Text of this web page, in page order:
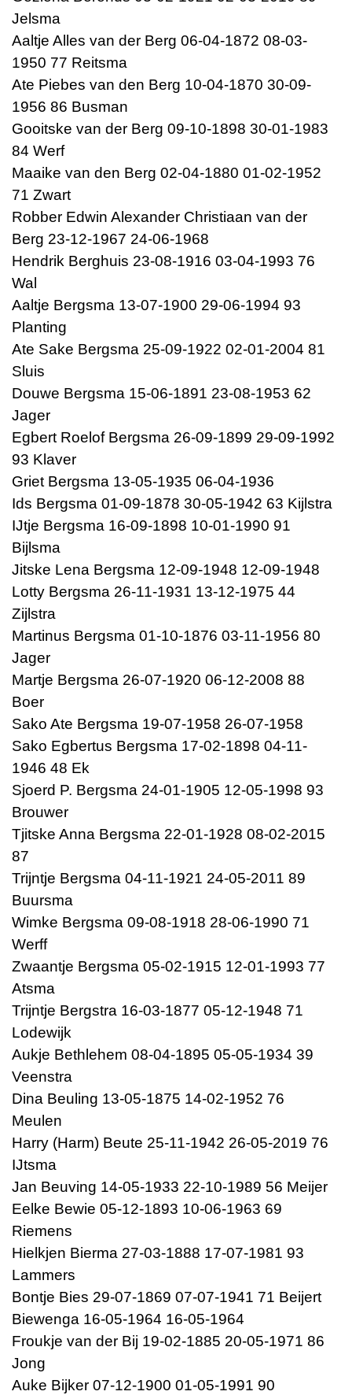
Jelsma
Aaltje Alles van der Berg 06-04-1872 08-03-
1950 77 Reitsma
Ate Piebes van den Berg 10-04-1870 30-09-
1956 86 Busman
Gooitske van der Berg 09-10-1898 30-01-1983
84 Werf
Maaike van den Berg 02-04-1880 01-02-1952
71 Zwart
Robber Edwin Alexander Christiaan van der
Berg 23-12-1967 24-06-1968
Hendrik Berghuis 23-08-1916 03-04-1993 76
Wal
Aaltje Bergsma 13-07-1900 29-06-1994 93
Planting
Ate Sake Bergsma 25-09-1922 02-01-2004 81
Sluis
Douwe Bergsma 15-06-1891 23-08-1953 62
Jager
Egbert Roelof Bergsma 26-09-1899 29-09-1992
93 Klaver
Griet Bergsma 13-05-1935 06-04-1936
Ids Bergsma 01-09-1878 30-05-1942 63 Kijlstra
IJtje Bergsma 16-09-1898 10-01-1990 91
Bijlsma
Jitske Lena Bergsma 12-09-1948 12-09-1948
Lotty Bergsma 26-11-1931 13-12-1975 44
Zijlstra
Martinus Bergsma 01-10-1876 03-11-1956 80
Jager
Martje Bergsma 26-07-1920 06-12-2008 88
Boer
Sako Ate Bergsma 19-07-1958 26-07-1958
Sako Egbertus Bergsma 17-02-1898 04-11-
1946 48 Ek
Sjoerd P. Bergsma 24-01-1905 12-05-1998 93
Brouwer
Tjitske Anna Bergsma 22-01-1928 08-02-2015
87
Trijntje Bergsma 04-11-1921 24-05-2011 89
Buursma
Wimke Bergsma 09-08-1918 28-06-1990 71
Werff
Zwaantje Bergsma 05-02-1915 12-01-1993 77
Atsma
Trijntje Bergstra 16-03-1877 05-12-1948 71
Lodewijk
Aukje Bethlehem 08-04-1895 05-05-1934 39
Veenstra
Dina Beuling 13-05-1875 14-02-1952 76
Meulen
Harry (Harm) Beute 25-11-1942 26-05-2019 76
IJtsma
Jan Beuving 14-05-1933 22-10-1989 56 Meijer
Eelke Bewie 05-12-1893 10-06-1963 69
Riemens
Hielkjen Bierma 27-03-1888 17-07-1981 93
Lammers
Bontje Bies 29-07-1869 07-07-1941 71 Beijert
Biewenga 16-05-1964 16-05-1964
Froukje van der Bij 19-02-1885 20-05-1971 86
Jong
Auke Bijker 07-12-1900 01-05-1991 90